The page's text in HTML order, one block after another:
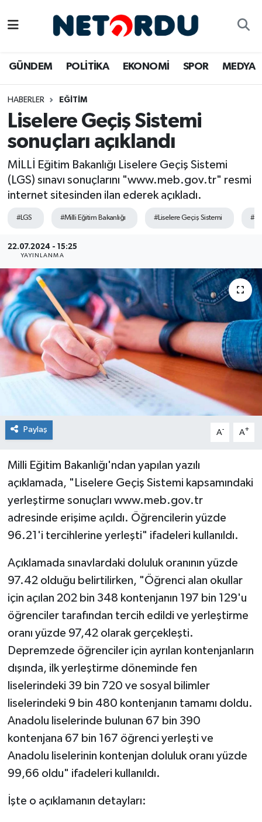
GÜNDEM POLİTİKA EKONOMİ SPOR MEDYA
HABERLER EĞİTİM
Liselere Geçiş Sistemi
sonuçları açıklandı
MİLLİ Eğitim Bakanlığı Liselere Geçiş Sistemi
(LGS) sınavı sonuçlarını "www.meb.gov.tr" resmi
internet sitesinden ilan ederek açıkladı.
#LGS #Milli Eğitim Bakanlığı #Liselere Geçiş Sistemi
22.07.2024 - 15:25
YAYINLANMA
Paylaş A- A+
Milli Eğitim Bakanlığı'ndan yapılan yazılı
açıklamada, "Liselere Geçiş Sistemi kapsamındaki
yerleştirme sonuçları www.meb.gov.tr
adresinde erişime açıldı. Öğrencilerin yüzde
96.21'i tercihlerine yerleşti" ifadeleri kullanıldı.
Açıklamada sınavlardaki doluluk oranının yüzde
97.42 olduğu belirtilirken, "Öğrenci alan okullar
için açılan 202 bin 348 kontenjanın 197 bin 129'u
öğrenciler tarafından tercih edildi ve yerleştirme
oranı yüzde 97,42 olarak gerçekleşti.
Depremzede öğrenciler için ayrılan kontenjanların
dışında, ilk yerleştirme döneminde fen
liselerindeki 39 bin 720 ve sosyal bilimler
liselerindeki 9 bin 480 kontenjanın tamamı doldu.
Anadolu liselerinde bulunan 67 bin 390
kontenjana 67 bin 167 öğrenci yerleşti ve
Anadolu liselerinin kontenjan doluluk oranı yüzde
99,66 oldu" ifadeleri kullanıldı.
İşte o açıklamanın detayları:
DÜNYA
EĞİTİM
EKONOMİ
EMLAK
GÜNDEM
İNSAN
KADIN
KULTUR-SANAT
MAGAZİN
MEDYA
ÖZEL HABER
POLİTİKA
RÖPORTAJ
SAĞLIK
TARIM
TEKNOLOJİ
TURİZM
VİDEO HABER
YAŞAM
Namaz Vakitleri
Trafik Durumu
Süper Lig Puan Durumu ve Fikstür
Tüm Manşetler
Son Dakika Haberleri
Haber Arşivi